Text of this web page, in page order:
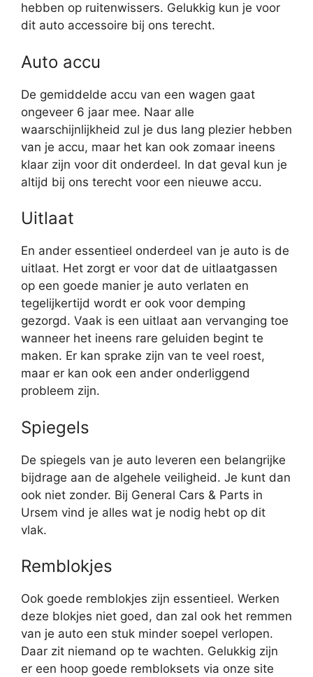
hebben op ruitenwissers. Gelukkig kun je voor
dit auto accessoire bij ons terecht.
Auto accu
De gemiddelde accu van een wagen gaat
ongeveer 6 jaar mee. Naar alle
waarschijnlijkheid zul je dus lang plezier hebben
van je accu, maar het kan ook zomaar ineens
klaar zijn voor dit onderdeel. In dat geval kun je
altijd bij ons terecht voor een nieuwe accu.
Uitlaat
En ander essentieel onderdeel van je auto is de
uitlaat. Het zorgt er voor dat de uitlaatgassen
op een goede manier je auto verlaten en
tegelijkertijd wordt er ook voor demping
gezorgd. Vaak is een uitlaat aan vervanging toe
wanneer het ineens rare geluiden begint te
maken. Er kan sprake zijn van te veel roest,
maar er kan ook een ander onderliggend
probleem zijn.
Spiegels
De spiegels van je auto leveren een belangrijke
bijdrage aan de algehele veiligheid. Je kunt dan
ook niet zonder. Bij General Cars & Parts in
Ursem vind je alles wat je nodig hebt op dit
vlak.
Remblokjes
Ook goede remblokjes zijn essentieel. Werken
deze blokjes niet goed, dan zal ook het remmen
van je auto een stuk minder soepel verlopen.
Daar zit niemand op te wachten. Gelukkig zijn
er een hoop goede rembloksets via onze site